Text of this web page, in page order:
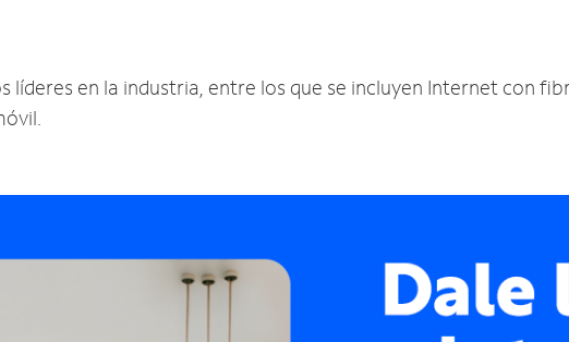
líderes en la industria, entre los que se incluyen Internet con